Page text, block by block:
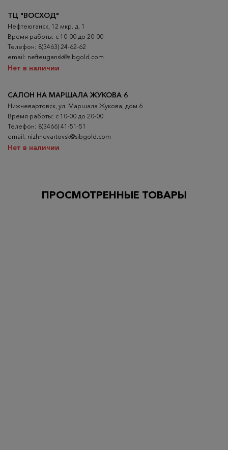
ТЦ "ВОСХОД"
Нефтеюганск, 12 мкр. д. 1
Время работы: с 10-00 до 20-00
Телефон: 8(3463) 24-62-62
email: nefteugansk@sibgold.com
Нет в наличии
САЛОН НА МАРШАЛА ЖУКОВА 6
Нижневартовск, ул. Маршала Жукова, дом 6
Время работы: с 10-00 до 20-00
Телефон: 8(3466) 41-51-51
email: nizhnevartovsk@sibgold.com
Нет в наличии
ПРОСМОТРЕННЫЕ ТОВАРЫ